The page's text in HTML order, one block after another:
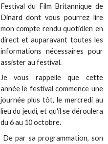
Festival du Film Britannique de
Dinard dont vous pourrez lire
mon compte rendu quotidien en
direct et auparavant toutes les
informations nécessaires pour
assister au festival.
Je vous rappelle que cette
année le festival commence une
journée plus tôt, le mercredi au
lieu du jeudi, et qu'il se déroulera
du 6 au 10 octobre.
De par sa programmation, son